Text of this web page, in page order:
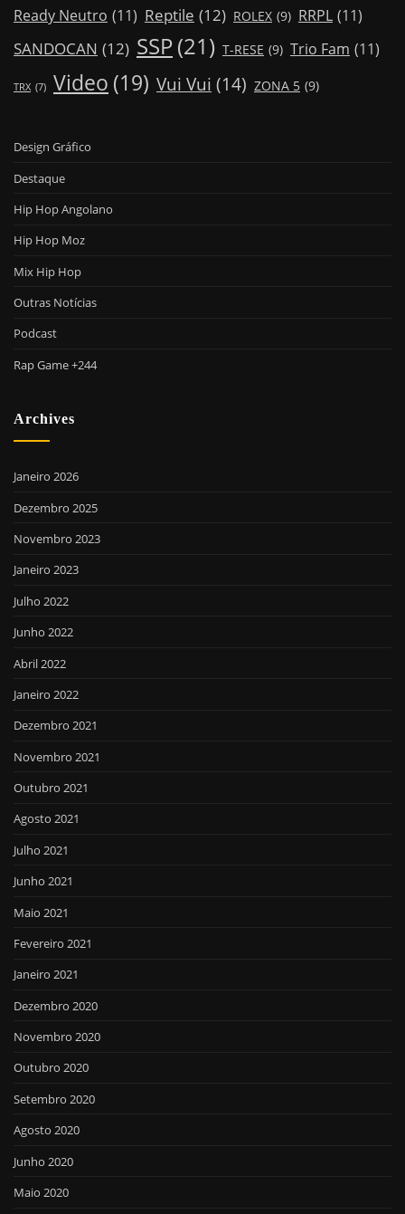
Ready Neutro (11) Reptile (12) ROLEX (9) RRPL (11)
SANDOCAN (12) SSP(21) T-RESE (9) Trio Fam (11)
TRX (7) Video (19) Vui Vui (14) ZONA 5 (9)
Design Gráfico
Destaque
Hip Hop Angolano
Hip Hop Moz
Mix Hip Hop
Outras Notícias
Podcast
Rap Game +244
Archives
Janeiro 2026
Dezembro 2025
Novembro 2023
Janeiro 2023
Julho 2022
Junho 2022
Abril 2022
Janeiro 2022
Dezembro 2021
Novembro 2021
Outubro 2021
Agosto 2021
Julho 2021
Junho 2021
Maio 2021
Fevereiro 2021
Janeiro 2021
Dezembro 2020
Novembro 2020
Outubro 2020
Setembro 2020
Agosto 2020
Junho 2020
Maio 2020